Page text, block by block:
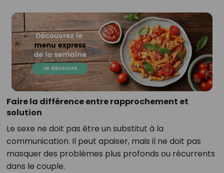
Faire la différence entre rapprochement et
solution
Le sexe ne doit pas être un substitut à la
communication. Il peut apaiser, mais il ne doit pas
masquer des problèmes plus profonds ou récurrents
dans le couple.